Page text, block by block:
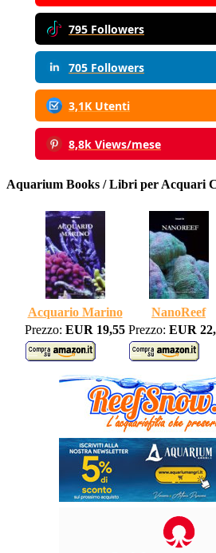
795 Followers
705 Followers
3,1K Utenti
8,8k Views/mese
Aquarium Books / Libri per Acquari
Acquario Marino NanoReef
Prezzo: EUR 19,55 Prezzo: EUR